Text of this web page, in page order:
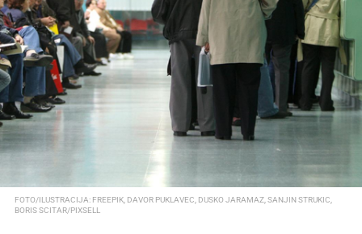
FOTO/ILUSTRACIJA: FREEPIK, DAVOR PUKLAVEC, DUSKO JARAMAZ, SANJIN STRUKIC,
BORIS SCITAR/PIXSELL